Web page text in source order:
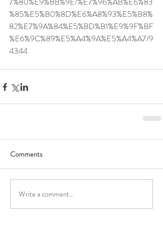
%85%E5%B0%8D%E6%A8%93%E5%B8%
82%E7%9A%84%E5%BD%B1%E9%9F%BF
%E6%9C%89%E5%A4%9A%E5%A4%A7/9
4344
Comments
Write a comment...